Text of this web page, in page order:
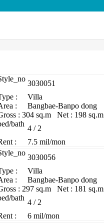
3030051
:
Villa
:
Bangbae-Banpo dong
: 304 sq.m Net : 198 sq.m
bath
4 / 2
:
7.5 mil/mon
3030056
:
Villa
:
Bangbae-Banpo dong
: 297 sq.m Net : 181 sq.m
bath
4 / 2
:
6 mil/mon